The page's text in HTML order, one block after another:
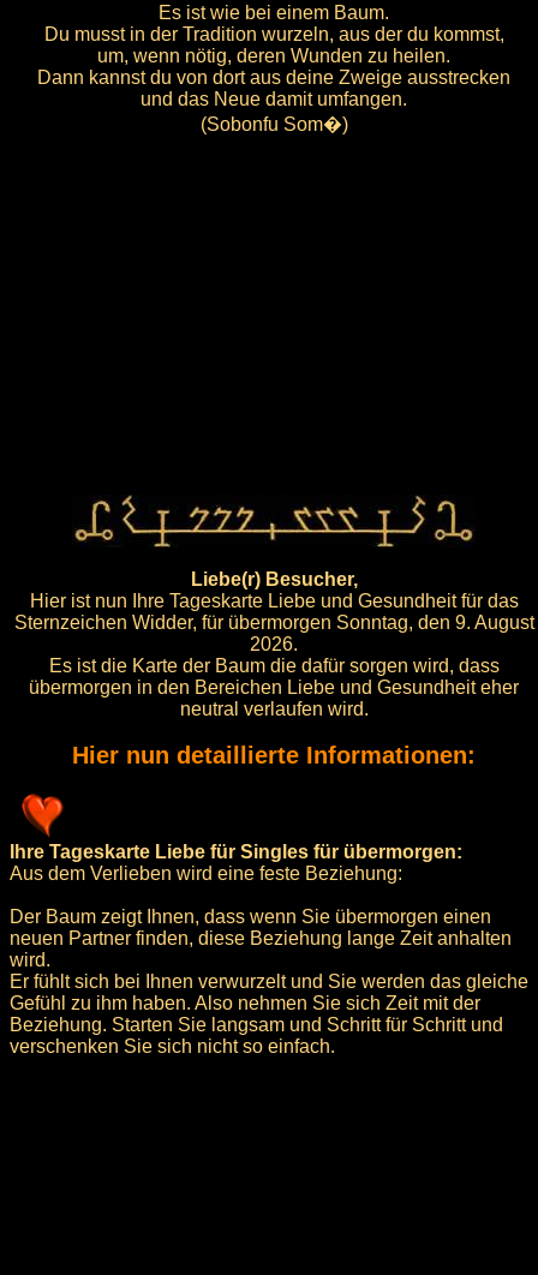
Es ist wie bei einem Baum.
Du musst in der Tradition wurzeln, aus der du kommst,
um, wenn nötig, deren Wunden zu heilen.
Dann kannst du von dort aus deine Zweige ausstrecken
und das Neue damit umfangen.
(Sobonfu Som�)
Liebe(r) Besucher,
Hier ist nun Ihre Tageskarte Liebe und Gesundheit für das
Sternzeichen Widder, für übermorgen Sonntag, den 9. August
2026.
Es ist die Karte der Baum die dafür sorgen wird, dass
übermorgen in den Bereichen Liebe und Gesundheit eher
neutral verlaufen wird.
Hier nun detaillierte Informationen:
Ihre Tageskarte Liebe für Singles für übermorgen:
Aus dem Verlieben wird eine feste Beziehung:
Der Baum zeigt Ihnen, dass wenn Sie übermorgen einen
neuen Partner finden, diese Beziehung lange Zeit anhalten
wird.
Er fühlt sich bei Ihnen verwurzelt und Sie werden das gleiche
Gefühl zu ihm haben. Also nehmen Sie sich Zeit mit der
Beziehung. Starten Sie langsam und Schritt für Schritt und
verschenken Sie sich nicht so einfach.